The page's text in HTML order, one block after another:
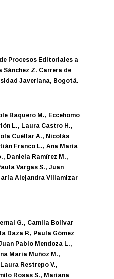
Procesos Editoriales a
Sánchez Z. Carrera de
Javeriana, Bogotá.
Baquero M., Eccehomo
L., Laura Castro H.,
Cuéllar A., Nicolás
Franco L., Ana María
Daniela Ramírez M.,
Vargas S., Juan
Alejandra Villamizar
G., Camila Bolívar
Daza P., Paula Gómez
Pablo Mendoza L.,
María Muñoz M.,
Restrepo V.,
Rosas S., Mariana